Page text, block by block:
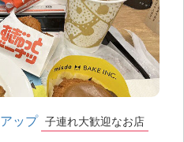
ップ 子連れ大歓迎なお店